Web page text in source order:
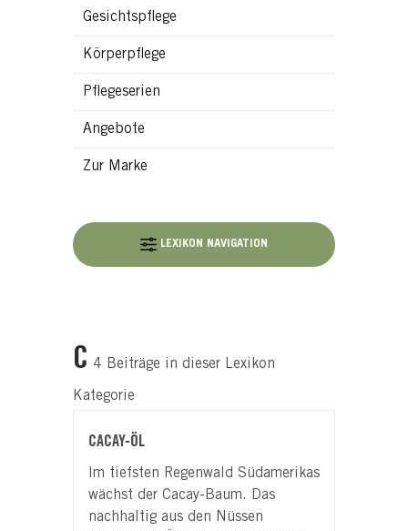
Gesichtspflege
Körperpflege
Pflegeserien
Angebote
Zur Marke
LEXIKON NAVIGATION
C 4 Beiträge in dieser Lexikon
Kategorie
CACAY-ÖL
Im tiefsten Regenwald Südamerikas
wächst der Cacay-Baum. Das
nachhaltig aus den Nüssen